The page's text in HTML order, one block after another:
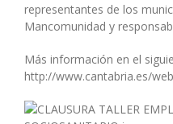
representantes de los
Mancomunidad y
Más información en el
http://www.cantabria.es/